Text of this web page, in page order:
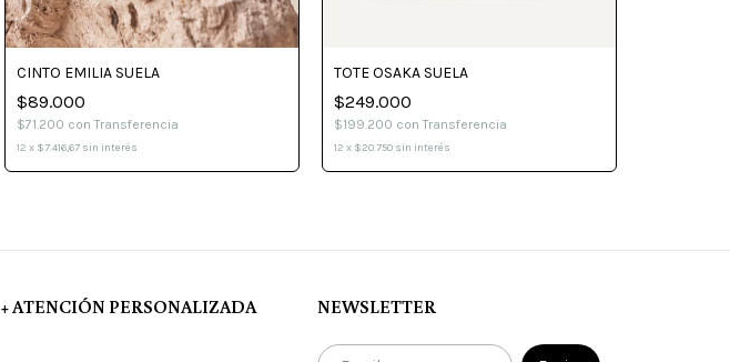
CINTO EMILIA SUELA
$89.000
$71.200 con Transferencia
12 x $7.416,67 sin interés
TOTE OSAKA SUELA
$249.000
$199.200 con Transferencia
12 x $20.750 sin interés
+ ATENCIÓN PERSONALIZADA NEWSLETTER